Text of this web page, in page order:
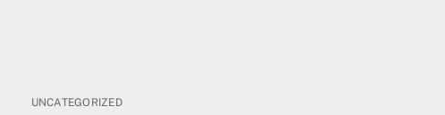
UNCATEGORIZED